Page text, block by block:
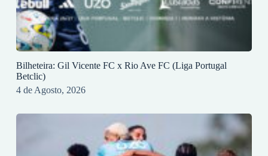
Bilheteira: Gil Vicente FC x Rio Ave FC (Liga Portugal
Betclic)
4 de Agosto, 2026